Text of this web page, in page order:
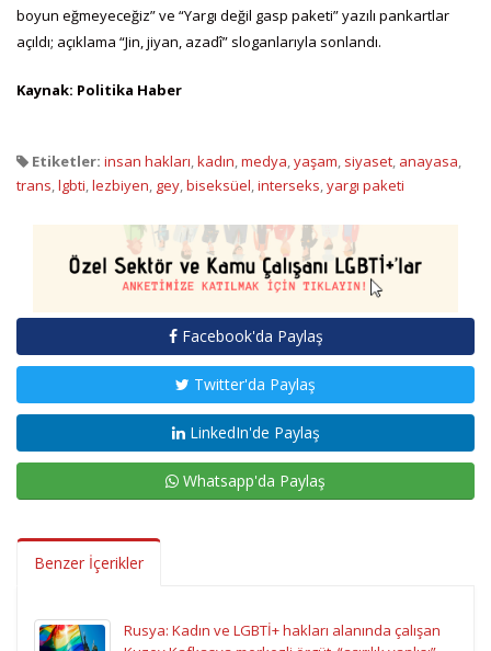
boyun eğmeyeceğiz” ve “Yargı değil gasp paketi” yazılı pankartlar
açıldı; açıklama “Jin, jiyan, azadî” sloganlarıyla sonlandı.
Kaynak: Politika Haber
Etiketler: insan hakları,kadın,medya,yaşam, siyaset, anayasa,
trans,lgbti,lezbiyen, gey,biseksüel,interseks,yargı paketi
Facebook'da Paylaş
Twitter'da Paylaş
LinkedIn'de Paylaş
Whatsapp'da Paylaş
Benzer İçerikler
Rusya: Kadın ve LGBTİ+ hakları alanında çalışan